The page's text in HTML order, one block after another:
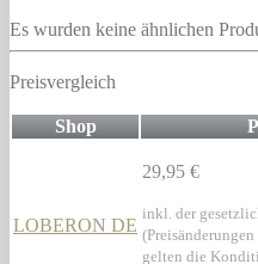
Es wurden keine ähnlichen
Preisvergleich
Shop
LOBERON DE
29,95 €
inkl. der
gelten die